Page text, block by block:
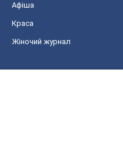
Афіша
Краса
Жіночий журнал